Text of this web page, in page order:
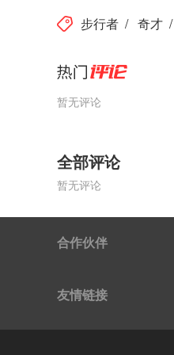
步行者 / 奇才 /
暂无评论
全部评论
暂无评论
合作伙伴
友情链接